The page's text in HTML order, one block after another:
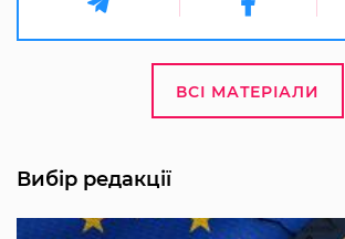
ВСІ МАТЕРІАЛИ
Вибір редакції